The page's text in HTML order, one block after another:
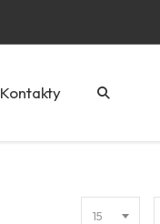
Kontakty
15